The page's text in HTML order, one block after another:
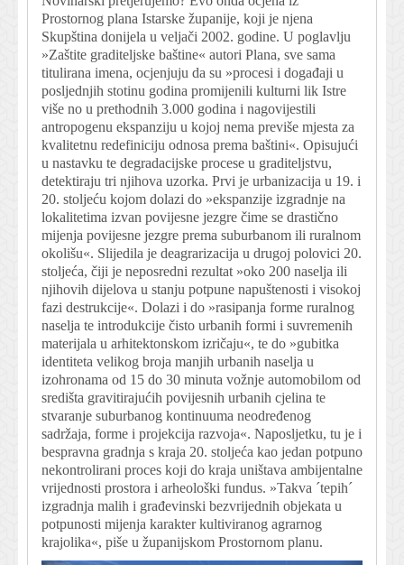
Prostornog plana Istarske županije, koji je njena
Skupština donijela u veljači 2002. godine. U poglavlju
»Zaštite graditeljske baštine« autori Plana, sve sama
titulirana imena, ocjenjuju da su »procesi i događaji u
posljednjih stotinu godina promijenili kulturni lik Istre
više no u prethodnih 3.000 godina i nagovijestili
antropogenu ekspanziju u kojoj nema previše mjesta za
kvalitetnu redefiniciju odnosa prema baštini«. Opisujući
u nastavku te degradacijske procese u graditeljstvu,
detektiraju tri njihova uzorka. Prvi je urbanizacija u 19. i
20. stoljeću kojom dolazi do »ekspanzije izgradnje na
lokalitetima izvan povijesne jezgre čime se drastično
mijenja povijesne jezgre prema suburbanom ili ruralnom
okolišu«. Slijedila je deagrarizacija u drugoj polovici 20.
stoljeća, čiji je neposredni rezultat »oko 200 naselja ili
njihovih dijelova u stanju potpune napuštenosti i visokoj
fazi destrukcije«. Dolazi i do »rasipanja forme ruralnog
naselja te introdukcije čisto urbanih formi i suvremenih
materijala u arhitektonskom izričaju«, te do »gubitka
identiteta velikog broja manjih urbanih naselja u
izohronama od 15 do 30 minuta vožnje automobilom od
središta gravitirajućih povijesnih urbanih cjelina te
stvaranje suburbanog kontinuuma neodređenog
sadržaja, forme i projekcija razvoja«. Naposljetku, tu je i
bespravna gradnja s kraja 20. stoljeća kao jedan potpuno
nekontrolirani proces koji do kraja uništava ambijentalne
vrijednosti prostora i arheološki fundus. »Takva ´tepih´
izgradnja malih i građevinski bezvrijednih objekata u
potpunosti mijenja karakter kultiviranog agrarnog
krajolika«, piše u županijskom Prostornom planu.